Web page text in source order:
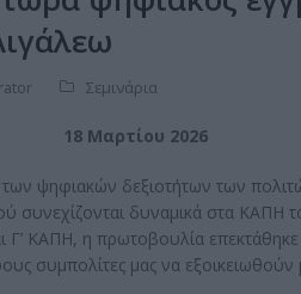
Σεμινάρια
18 Μαρτίου 2026
ψηφιακών δεξιοτήτων των
συνεχίζονται δυναμικά στα ΚΑΠΗ
Γ’ ΚΑΠΗ, η πρωτοβουλία
συμπολίτες μας να εξοικειωθούν